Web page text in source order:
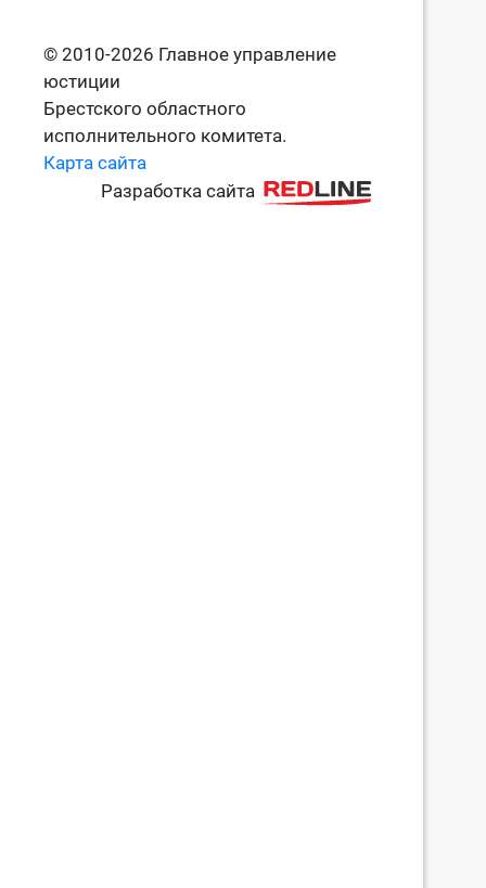
© 2010-2026 Главное управление
юстиции
Брестского областного
исполнительного комитета.
Карта сайта
Разработка сайта